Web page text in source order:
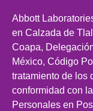
Abbott
en Calzada de
Coapa,
México, Código
tratamiento de los
conformidad con
Personales en